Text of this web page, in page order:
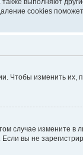
cookies поможет.
Чтобы изменить их,
измените в
вы не